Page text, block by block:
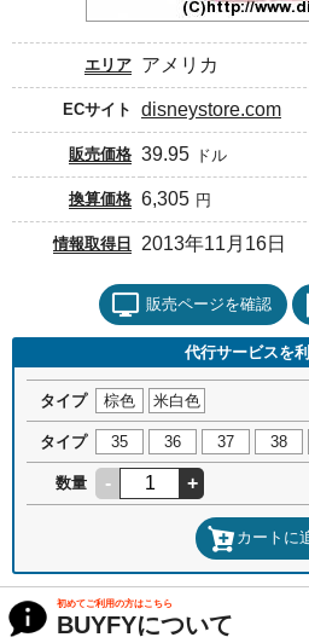
エリア アメリカ
ECサイト disneystore.com
販売価格 39.95 ドル
換算価格 6,305 円
情報取得日 2013年11月16日
販売ページを確認
代行サービスを
タイプ 棕色 米白色
タイプ 35 36 37 38
数量 - +
カートに
初めてご利用の方はこちら
BUYFYについて